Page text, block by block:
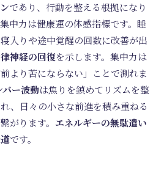
であり、行動を整える根拠になり
中力は健康運の体感指標です。睡
入りや途中覚醒の回数に改善が出
神経の回復を示します。集中力は
より苦にならない」ことで測れま
ー波動は焦りを鎮めてリズムを整
、日々の小さな前進を積み重ねる
がります。 エネルギーの無駄遣い
です。